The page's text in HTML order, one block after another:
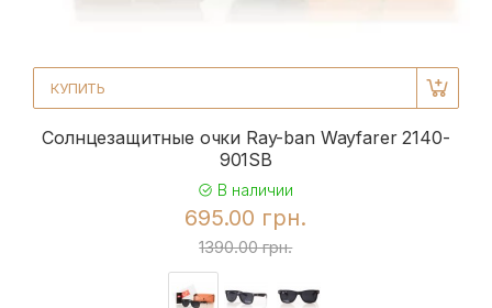
КУПИТЬ
Солнцезащитные очки Ray-ban Wayfarer 2140-
901SB
В наличии
695.00 грн.
1390.00 грн.